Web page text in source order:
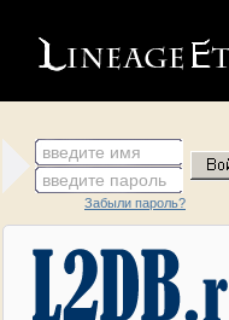
введите имя
введите пароль
Забыли пароль?